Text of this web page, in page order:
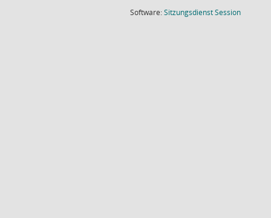
Software:SitzungsdienstSession(Wird in